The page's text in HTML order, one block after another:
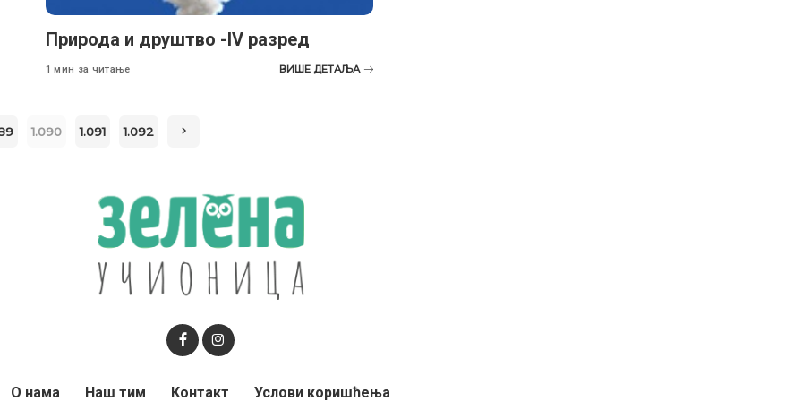
Природа и друштво -lV разред
1 мин за читање ВИШЕ ДЕТАЉА
1.090 1.091 1.092
О нама Наш тим Контакт Услови коришћења